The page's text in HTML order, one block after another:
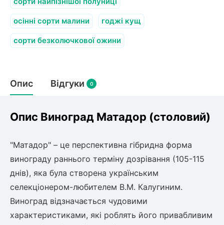
осінні сорти малини годжі кущ
сорти безколючкової ожини
Опис Відгуки 0
Опис Виноград Матадор (столовий)
"Матадор" – це перспективна гібридна форма
винограду раннього терміну дозрівання (105-115
днів), яка була створена українським
селекціонером-любителем В.М. Калугиним.
Виноград відзначається чудовими
характеристиками, які роблять його привабливим